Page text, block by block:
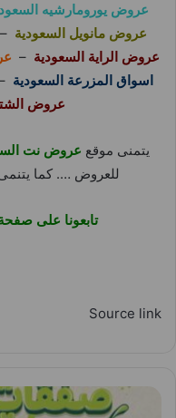
عروض يورومارشيه
عروض مانويل السعودية –
عروض الراية السعودية –
اسواق المزرعة السعودية
عروض
يتمنى موقع عروض نت
للعروض …. كما
تابعونا على
Source link